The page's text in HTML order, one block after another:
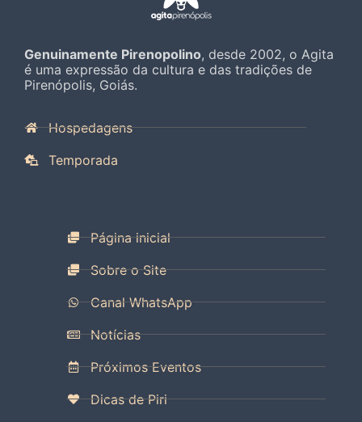
Genuinamente Pirenopolino, desde 2002, o Agita
é uma expressão da cultura e das tradições de
Pirenópolis, Goiás.
Hospedagens
Temporada
Página inicial
Sobre o Site
Canal WhatsApp
Notícias
Próximos Eventos
Dicas de Piri